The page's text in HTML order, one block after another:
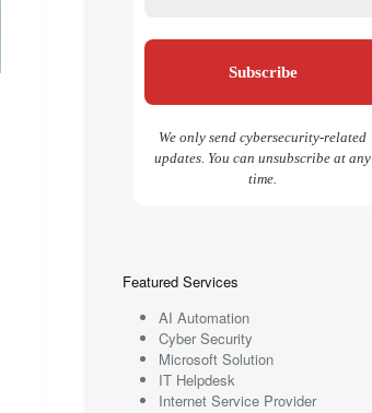
We only send cybersecurity-related
updates. You can unsubscribe at any
time.
Featured Services
AI Automation
Cyber Security
Microsoft Solution
IT Helpdesk
Internet Service Provider